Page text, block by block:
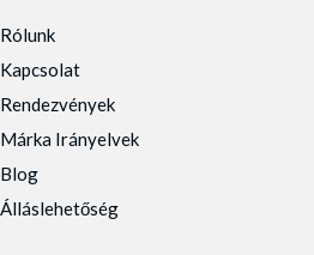
Rólunk
Kapcsolat
Rendezvények
Márka Irányelvek
Blog
Álláslehetőség